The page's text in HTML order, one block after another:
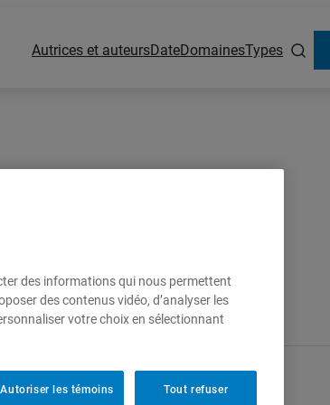
Autrices et auteursDateDomainesTypes
des informations qui nous permettent
des contenus vidéo, d’analyser les
votre choix en sélectionnant
Tout refuser
Autoriser les témoins